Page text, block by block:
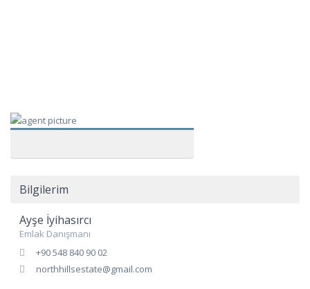
Bilgilerim
Ayşe İyihasırcı
Emlak Danışmanı
+90 548 840 90 02
northhillsestate@gmail.com